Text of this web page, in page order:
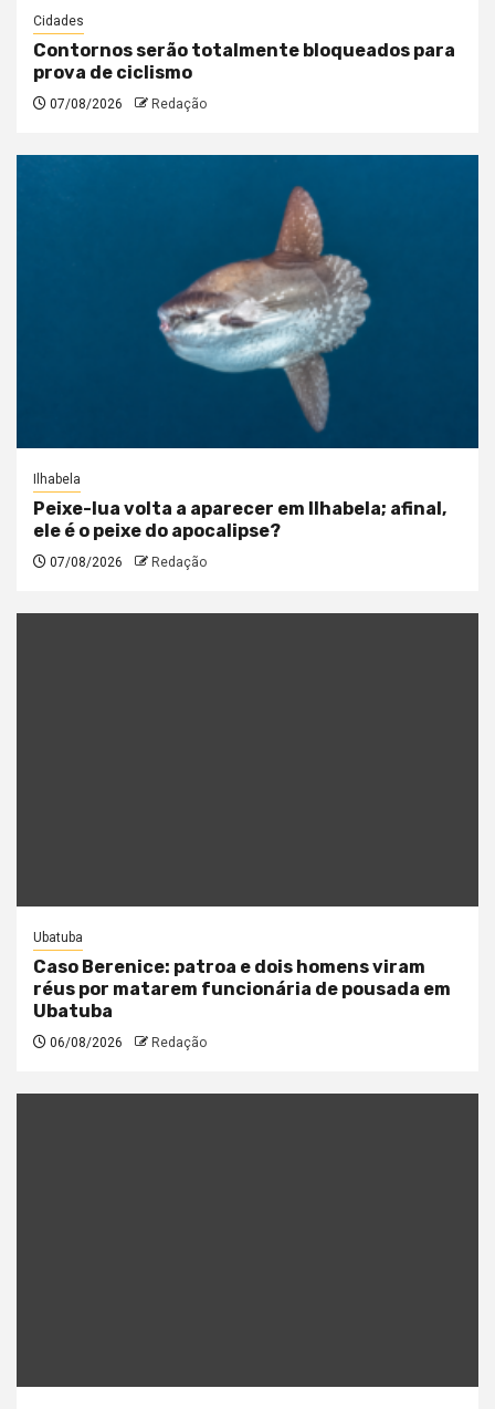
Cidades
Contornos serão totalmente bloqueados para
prova de ciclismo
07/08/2026 Redação
Ilhabela
Peixe-lua volta a aparecer em Ilhabela; afinal,
ele é o peixe do apocalipse?
07/08/2026 Redação
Ubatuba
Caso Berenice: patroa e dois homens viram
réus por matarem funcionária de pousada em
Ubatuba
06/08/2026 Redação